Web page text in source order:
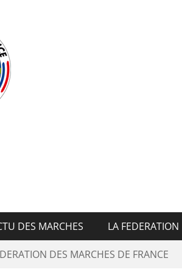
DES MARCHES LA FEDERATION
DES MARCHES DE FRANCE